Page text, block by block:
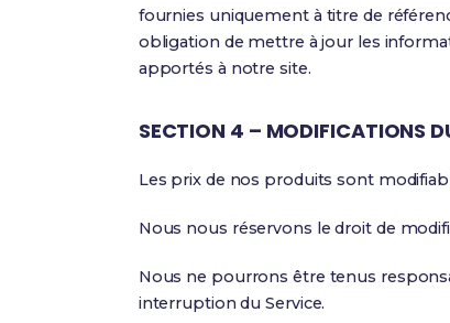
fournies uniquement à titre de
obligation de mettre à jour les
apportés à notre site.
SECTION 4 – MODIFICATIONS
Les prix de nos produits sont
Nous nous réservons le droit de
Nous ne pourrons être tenus
interruption du Service.